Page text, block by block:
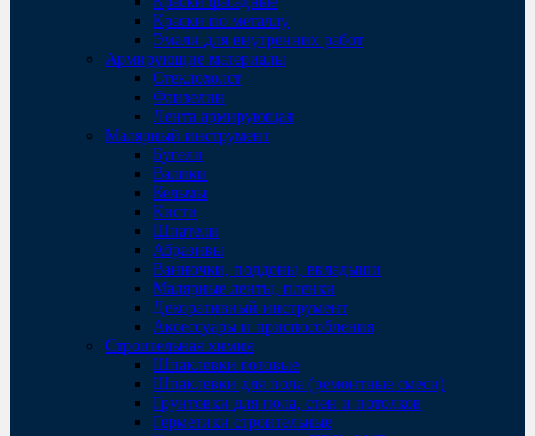
Краски по металлу
Эмали для внутренних работ
Армирующие материалы
Стеклохолст
Флизелин
Лента армирующая
Малярный инструмент
Бугели
Валики
Кельмы
Кисти
Шпатели
Абразивы
Ванночки, поддоны, вкладыши
Малярные ленты, пленки
Декоративный инструмент
Аксессуары и приспособления
Строительная химия
Шпаклевки готовые
Шпаклевки для пола (ремонтные смеси)
Грунтовки для пола, стен и потолков
Герметики строительные